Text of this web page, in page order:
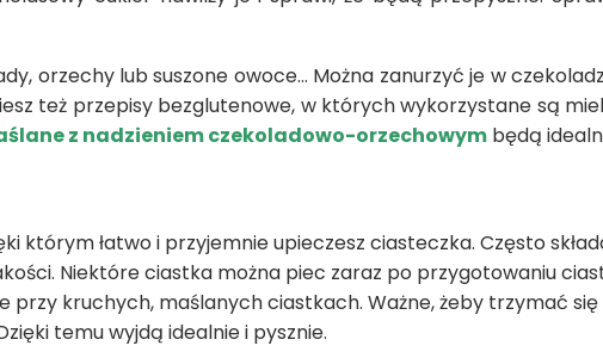
orzechy lub suszone owoce… Można zanurzyć je w
też przepisy bezglutenowe, w których wykorzystane są
z nadzieniem czekoladowo-orzechowym będą
którym łatwo i przyjemnie upieczesz ciasteczka. Często
Niektóre ciastka można piec zaraz po przygotowaniu
kruchych, maślanych ciastkach. Ważne, żeby trzymać się
temu wyjdą idealnie i pysznie.